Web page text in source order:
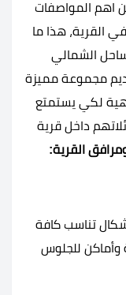
اهم المواصفات
القرية، هذا ما
الشمالي
مجموعة مميزة
لكي يستمتع
داخل قرية
القرية:
تناسب كافة
وأماكن للجلوس